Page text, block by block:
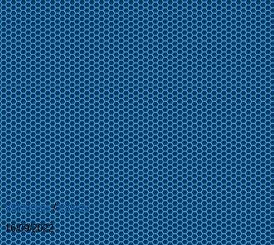
Videoclips/Videos
16/09/2022